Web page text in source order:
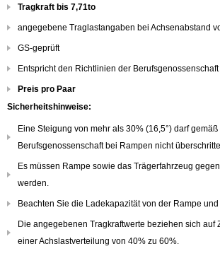
Tragkraft bis 7,71to
angegebene Traglastangaben bei Achsenabstand
GS-geprüft
Entspricht den Richtlinien der Berufsgenossenschaft
Preis pro Paar
Sicherheitshinweise:
Eine Steigung von mehr als 30% (16,5°) darf gemäß
Berufsgenossenschaft bei Rampen nicht
Es müssen Rampe sowie das Trägerfahrzeug
werden.
Beachten Sie die Ladekapazität von der Rampe
Die angegebenen Tragkraftwerte beziehen sich auf
einer Achslastverteilung von 40% zu 60%.